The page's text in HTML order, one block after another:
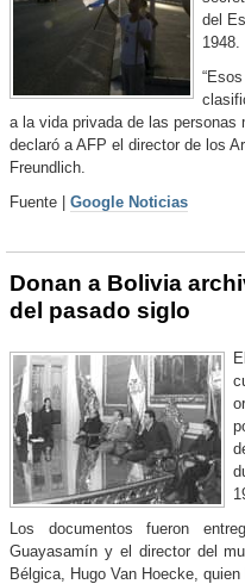
del
1948.
a la vida privada de las personas
declaró a AFP el director de los
Freundlich.
Fuente | Google Noticias
Donan a Bolivia
del pasado siglo
Los documentos fueron
Guayasamín y el director del
Bélgica, Hugo Van Hoecke,